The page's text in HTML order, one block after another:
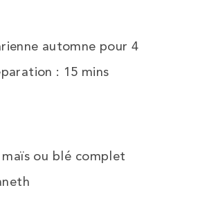
automne pour 4
: 15 mins
ou blé complet